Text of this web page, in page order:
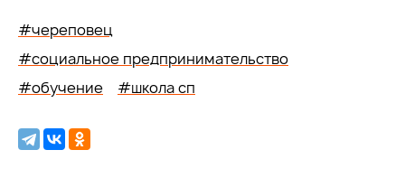
#череповец
#социальное предпринимательство
#обучение
#школа сп